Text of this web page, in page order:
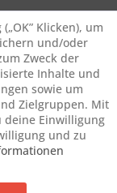
Klicken), um
und/oder
Zweck der
Inhalte und
sowie um
Zielgruppen. Mit
deine Einwilligung
und zu